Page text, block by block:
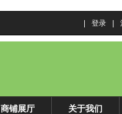
登录
商铺展厅 关于我们